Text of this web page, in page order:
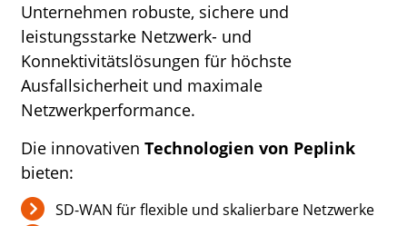
Unternehmen robuste, sichere und
leistungsstarke Netzwerk- und
Konnektivitätslösungen für höchste
Ausfallsicherheit und maximale
Netzwerkperformance.
Die innovativenTechnologien von Peplink
bieten:
SD-WAN für flexible und skalierbare Netzwerke